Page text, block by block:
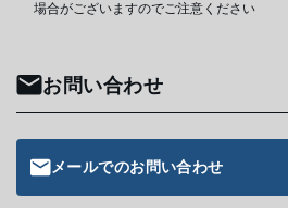
場合がございますのでご注意ください
お問い合わせ
メールでのお問い合わせ